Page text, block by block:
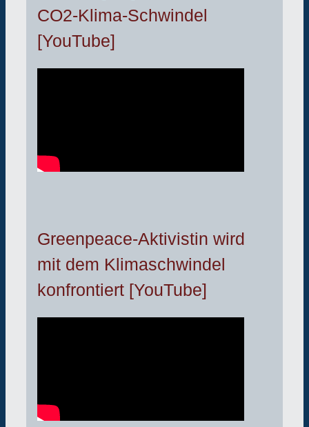
CO2-Klima-Schwindel
[YouTube]
Greenpeace-Aktivistin wird
mit dem Klimaschwindel
konfrontiert [YouTube]